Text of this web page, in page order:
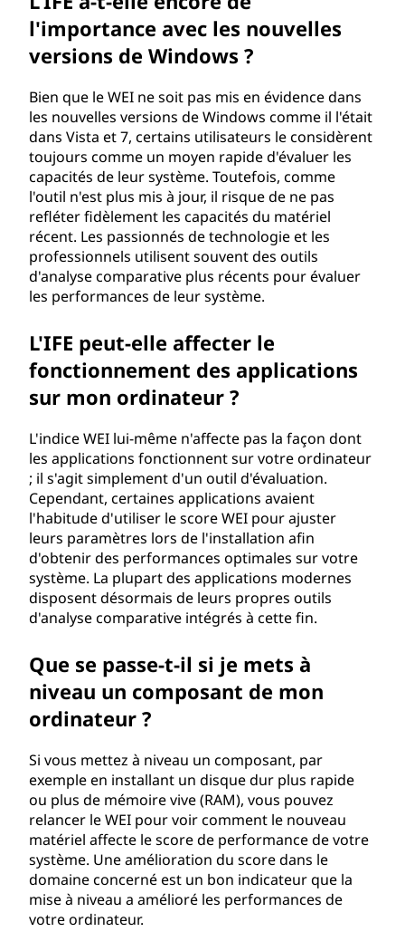
l'importance avec les nouvelles
versions de Windows ?
Bien que le WEI ne soit pas mis en évidence dans
les nouvelles versions de Windows comme il l'était
dans Vista et 7, certains utilisateurs le considèrent
toujours comme un moyen rapide d'évaluer les
capacités de leur système. Toutefois, comme
l'outil n'est plus mis à jour, il risque de ne pas
refléter fidèlement les capacités du matériel
récent. Les passionnés de technologie et les
professionnels utilisent souvent des outils
d'analyse comparative plus récents pour évaluer
les performances de leur système.
L'IFE peut-elle affecter le
fonctionnement des applications
sur mon ordinateur ?
L'indice WEI lui-même n'affecte pas la façon dont
les applications fonctionnent sur votre ordinateur
; il s'agit simplement d'un outil d'évaluation.
Cependant, certaines applications avaient
l'habitude d'utiliser le score WEI pour ajuster
leurs paramètres lors de l'installation afin
d'obtenir des performances optimales sur votre
système. La plupart des applications modernes
disposent désormais de leurs propres outils
d'analyse comparative intégrés à cette fin.
Que se passe-t-il si je mets à
niveau un composant de mon
ordinateur ?
Si vous mettez à niveau un composant, par
exemple en installant un disque dur plus rapide
ou plus de mémoire vive (RAM), vous pouvez
relancer le WEI pour voir comment le nouveau
matériel affecte le score de performance de votre
système. Une amélioration du score dans le
domaine concerné est un bon indicateur que la
mise à niveau a amélioré les performances de
votre ordinateur.